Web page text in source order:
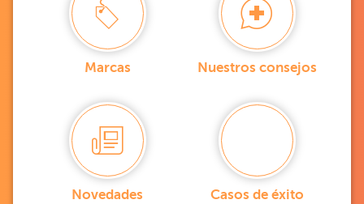
Marcas Nuestros consejos
Novedades Casos de éxito